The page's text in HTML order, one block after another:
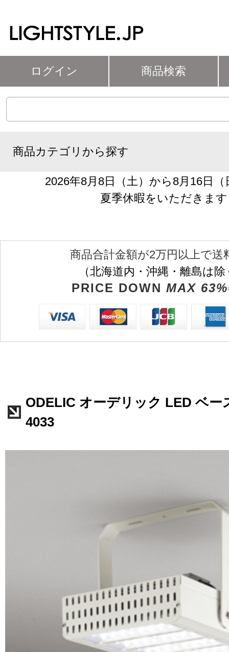
ログイン 商品検索
商品カテゴリから探す
2026年8月8日（土）から8月16日
夏季休暇をいただきます
商品合計金額が2万円以上で送
（北海道内・沖縄・離島は
PRICE DOWN MAX
ODELIC オーデリック LED ベー
4033